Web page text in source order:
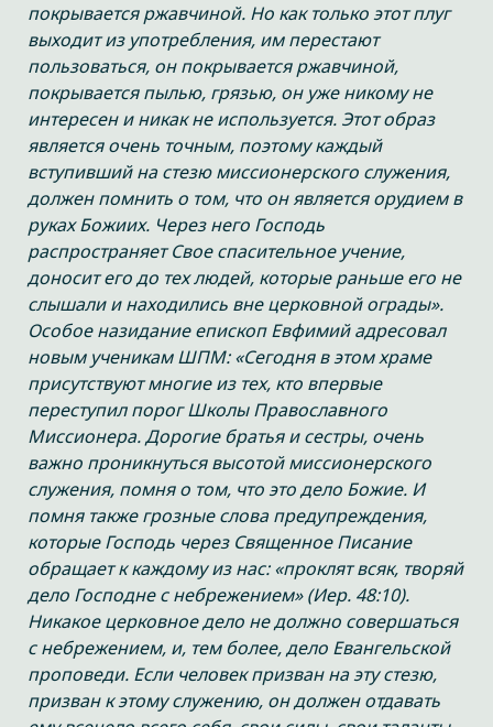
покрывается ржавчиной. Но как только этот плуг
выходит из употребления, им перестают
пользоваться, он покрывается ржавчиной,
покрывается пылью, грязью, он уже никому не
интересен и никак не используется. Этот образ
является очень точным, поэтому каждый
вступивший на стезю миссионерского служения,
должен помнить о том, что он является орудием в
руках Божиих. Через него Господь
распространяет Свое спасительное учение,
доносит его до тех людей, которые раньше его не
слышали и находились вне церковной ограды».
Особое назидание епископ Евфимий адресовал
новым ученикам ШПМ: «Сегодня в этом храме
присутствуют многие из тех, кто впервые
переступил порог Школы Православного
Миссионера. Дорогие братья и сестры, очень
важно проникнуться высотой миссионерского
служения, помня о том, что это дело Божие. И
помня также грозные слова предупреждения,
которые Господь через Священное Писание
обращает к каждому из нас: «проклят всяк, творяй
дело Господне с небрежением» (Иер. 48:10).
Никакое церковное дело не должно совершаться
с небрежением, и, тем более, дело Евангельской
проповеди. Если человек призван на эту стезю,
призван к этому служению, он должен отдавать